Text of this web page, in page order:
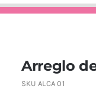
Arreglo
SKUALCA 01